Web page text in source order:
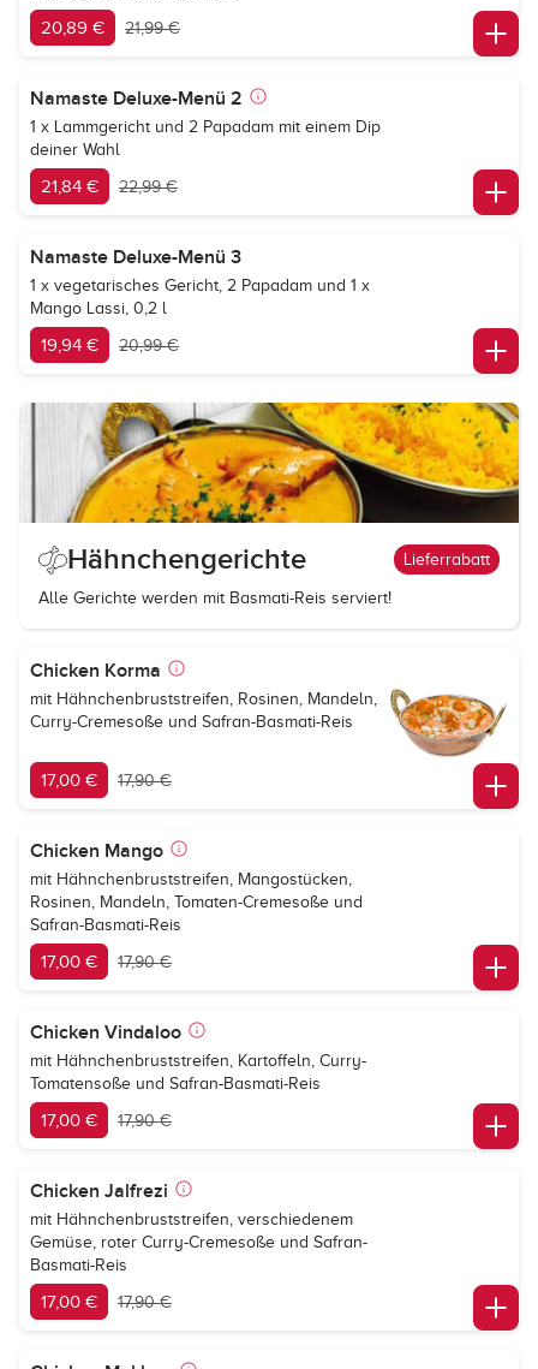
20,89 € 21,99 €
Namaste Deluxe-Menü 2
1 x Lammgericht und 2 Papadam mit einem Dip
deiner Wahl
21,84 € 22,99 €
Namaste Deluxe-Menü 3
1 x vegetarisches Gericht, 2 Papadam und 1 x
Mango Lassi, 0,2 l
19,94 € 20,99 €
Hähnchengerichte Lieferrabatt
Alle Gerichte werden mit Basmati-Reis serviert!
Chicken Korma
mit Hähnchenbruststreifen, Rosinen, Mandeln,
Curry-Cremesoße und Safran-Basmati-Reis
17,00 € 17,90 €
Chicken Mango
mit Hähnchenbruststreifen, Mangostücken,
Rosinen, Mandeln, Tomaten-Cremesoße und
Safran-Basmati-Reis
17,00 € 17,90 €
Chicken Vindaloo
mit Hähnchenbruststreifen, Kartoffeln, Curry-
Tomatensoße und Safran-Basmati-Reis
17,00 € 17,90 €
Chicken Jalfrezi
mit Hähnchenbruststreifen, verschiedenem
Gemüse, roter Curry-Cremesoße und Safran-
Basmati-Reis
17,00 € 17,90 €